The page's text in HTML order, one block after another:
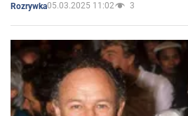
Rozrywka05.03.2025 11:02 3